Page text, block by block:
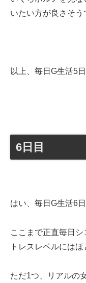
いたい方が良さそう
以上、毎日G生活5
6日目
はい、毎日G生活6日
ここまで正直毎日
トレスレベルにはほ
ただ1つ、リアルの